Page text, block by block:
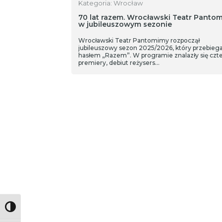
Toggle High Contrast
Kategoria: Wrocław
70 lat razem. Wrocławski Teatr
w jubileuszowym sezonie
Wrocławski Teatr Pantomimy rozpoczął
jubileuszowy sezon 2025/2026, który
hasłem „Razem”. W programie znalazły się
premiery, debiut reżysers…